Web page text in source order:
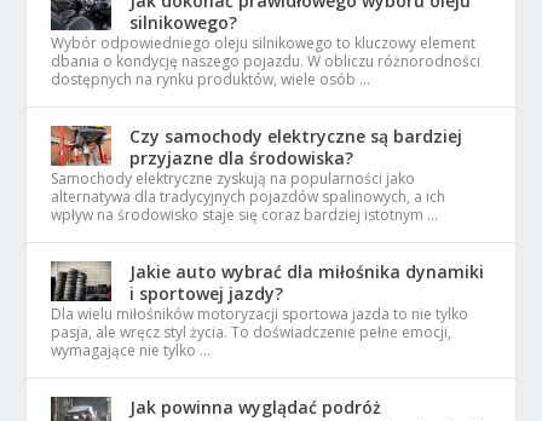
silnikowego?
Wybór odpowiedniego oleju silnikowego to kluczowy element
dbania o kondycję naszego pojazdu. W obliczu różnorodności
dostępnych na rynku produktów, wiele osób …
Czy samochody elektryczne są bardziej
przyjazne dla środowiska?
Samochody elektryczne zyskują na popularności jako
alternatywa dla tradycyjnych pojazdów spalinowych, a ich
wpływ na środowisko staje się coraz bardziej istotnym …
Jakie auto wybrać dla miłośnika dynamiki
i sportowej jazdy?
Dla wielu miłośników motoryzacji sportowa jazda to nie tylko
pasja, ale wręcz styl życia. To doświadczenie pełne emocji,
wymagające nie tylko …
Jak powinna wyglądać podróż